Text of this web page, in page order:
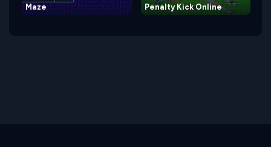
Maze Penalty Kick Online